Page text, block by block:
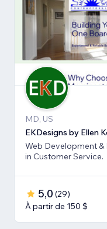
MD, US
EKDesigns by Ellen
Web Development &
in Customer Service.
5,0 (29)
À partir de 150 $